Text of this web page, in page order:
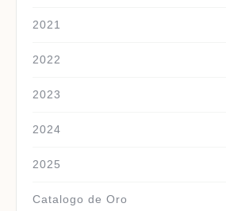
2021
2022
2023
2024
2025
Catalogo de Oro